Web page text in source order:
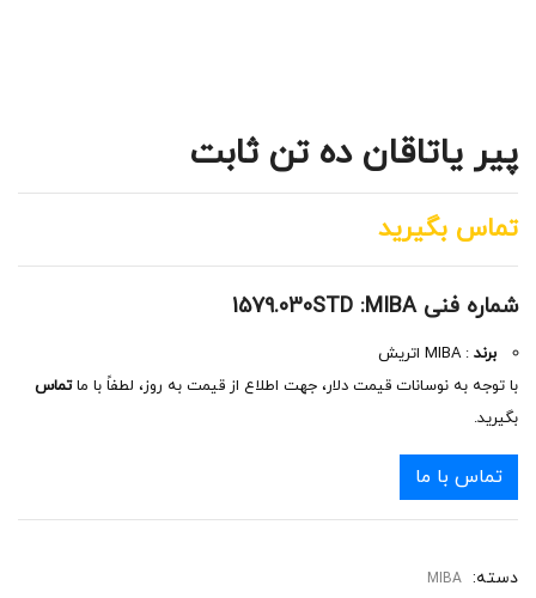
پیر یاتاقان ده تن ثابت
تماس بگیرید
شماره فنی 1579.030STD :MIBA
برند : MIBA اتریش
با توجه به نوسانات قیمت دلار، جهت اطلاع از قیمت به روز، لطفاً با ماتماس
بگیرید.
تماس با ما
دسته: MIBA